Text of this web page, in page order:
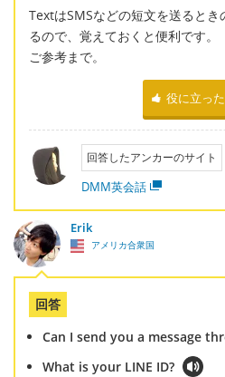
TextはSMSなどの短文を送ると
るので、覚えておくと便利です。
ご参考まで。
役に立った
回答したアンカーのサイト
DMM英会話
Erik
アメリカ合衆国
回答
Can I send you a message
What is your LINE ID?